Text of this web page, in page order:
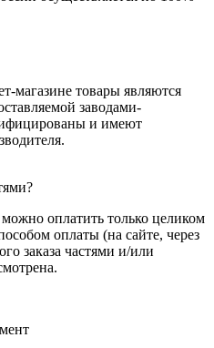
магазине товары являются
заводами-
и имеют
оплатить только целиком
оплаты (на сайте, через
заказа частями и/или